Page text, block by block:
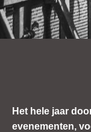
Het hele jaar
evenementen,